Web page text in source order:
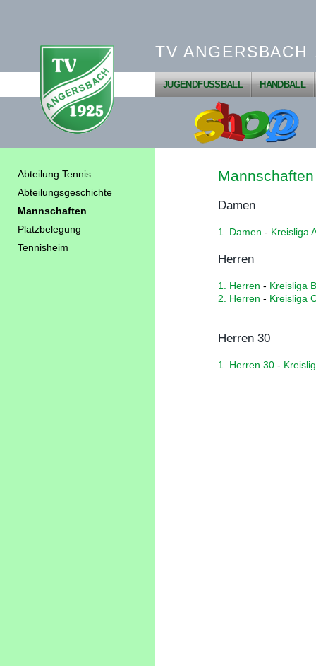
TV ANGERSBACH
JUGENDFUSSBALL HANDBALL
Abteilung Tennis
Abteilungsgeschichte
Mannschaften
Platzbelegung
Tennisheim
Mannschaften
Damen
1. Damen - Kreisliga
Herren
1. Herren - Kreisliga
2. Herren - Kreisliga
Herren 30
1. Herren 30 -